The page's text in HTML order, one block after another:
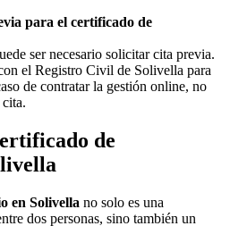
para el certificado de
ser necesario solicitar cita previa.
el Registro Civil de Solivella para
de contratar la gestión online, no
de
en Solivella no solo es una
dos personas, sino también un